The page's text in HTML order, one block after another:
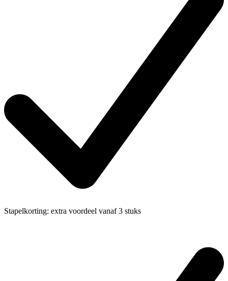
Stapelkorting: extra voordeel vanaf 3 stuks